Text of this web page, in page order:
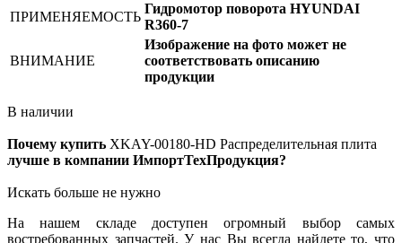
ПРИМЕНЯЕМОСТЬ
Гидромотор поворота HYUNDAI
R360-7
ВНИМАНИЕ
Изображение на фото может не
соответствовать описанию
продукции
В наличии
Почему купить XKAY-00180-HD Распределительная плита
лучше в компании ИмпортТехПродукция?
Искать больше не нужно
На нашем складе доступен огромный выбор самых
востребованных запчастей. У нас Вы всегда найдете то, что